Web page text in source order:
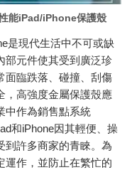
能iPad/iPhone保護殼
是現代生活中不可或缺
部元件使其受到廣泛珍
面臨跌落、碰撞、刮傷
，高強度金屬保護殼應
中作為銷售點系統
和iPhone因其輕便、操
到許多商家的青睞。為
運作，並防止在繁忙的